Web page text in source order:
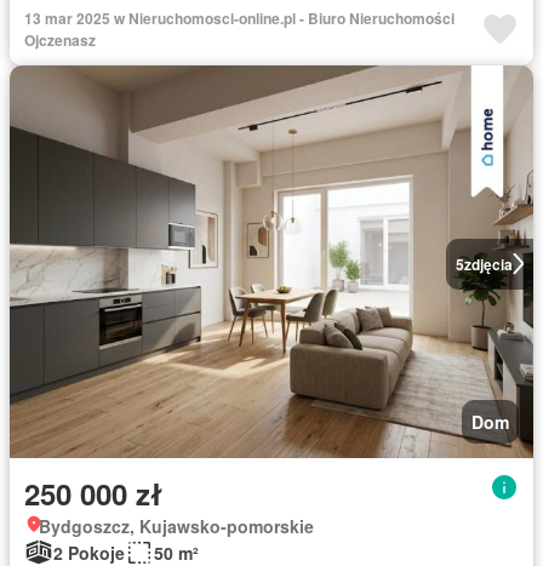
13 mar 2025 w Nieruchomosci-online.pl - Biuro Nieruchomości
Ojczenasz
5zdjęcia
Dom
250 000 zł
Bydgoszcz, Kujawsko-pomorskie
2 Pokoje
50 m²